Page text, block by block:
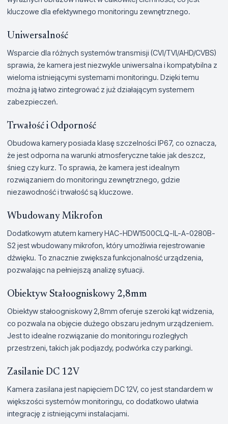
kluczowe dla efektywnego monitoringu zewnętrznego.
Uniwersalność
Wsparcie dla różnych systemów transmisji (CVI/TVI/AHD/CVBS)
sprawia, że kamera jest niezwykle uniwersalna i kompatybilna z
wieloma istniejącymi systemami monitoringu. Dzięki temu
można ją łatwo zintegrować z już działającym systemem
zabezpieczeń.
Trwałość i Odporność
Obudowa kamery posiada klasę szczelności IP67, co oznacza,
że jest odporna na warunki atmosferyczne takie jak deszcz,
śnieg czy kurz. To sprawia, że kamera jest idealnym
rozwiązaniem do monitoringu zewnętrznego, gdzie
niezawodność i trwałość są kluczowe.
Wbudowany Mikrofon
Dodatkowym atutem kamery HAC-HDW1500CLQ-IL-A-0280B-
S2 jest wbudowany mikrofon, który umożliwia rejestrowanie
dźwięku. To znacznie zwiększa funkcjonalność urządzenia,
pozwalając na pełniejszą analizę sytuacji.
Obiektyw Stałoogniskowy 2,8mm
Obiektyw stałoogniskowy 2,8mm oferuje szeroki kąt widzenia,
co pozwala na objęcie dużego obszaru jednym urządzeniem.
Jest to idealne rozwiązanie do monitoringu rozległych
przestrzeni, takich jak podjazdy, podwórka czy parkingi.
Zasilanie DC 12V
Kamera zasilana jest napięciem DC 12V, co jest standardem w
większości systemów monitoringu, co dodatkowo ułatwia
integrację z istniejącymi instalacjami.